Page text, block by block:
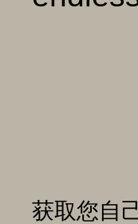
获取您自